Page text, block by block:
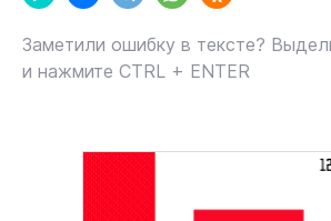
Заметили ошибку в тексте?
и нажмите CTRL + ENTER